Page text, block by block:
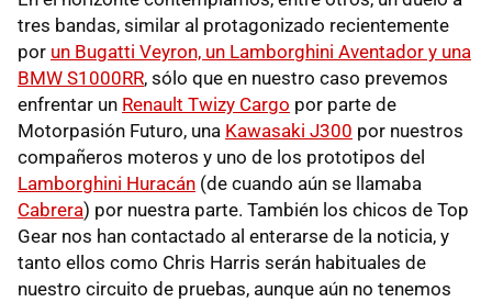
tres bandas, similar al protagonizado recientemente
por un Bugatti Veyron, un Lamborghini Aventador y una
BMW S1000RR, sólo que en nuestro caso prevemos
enfrentar un Renault Twizy Cargo por parte de
Motorpasión Futuro, una Kawasaki J300 por nuestros
compañeros moteros y uno de los prototipos del
Lamborghini Huracán (de cuando aún se llamaba
Cabrera) por nuestra parte. También los chicos de Top
Gear nos han contactado al enterarse de la noticia, y
tanto ellos como Chris Harris serán habituales de
nuestro circuito de pruebas, aunque aún no tenemos